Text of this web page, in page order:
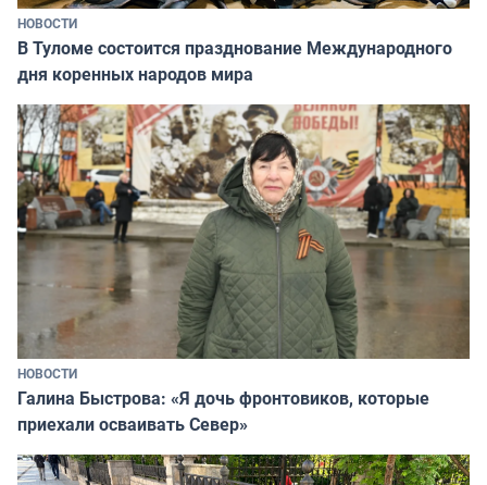
НОВОСТИ
В Туломе состоится празднование Международного
дня коренных народов мира
НОВОСТИ
Галина Быстрова: «Я дочь фронтовиков, которые
приехали осваивать Север»